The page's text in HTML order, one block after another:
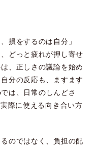
損をするのは自分」
どっと疲れが押し寄せ
、正しさの議論を始め
分の反応も、ますます
は、日常のしんどさ
際に使える向き合い方
のではなく、負担の配